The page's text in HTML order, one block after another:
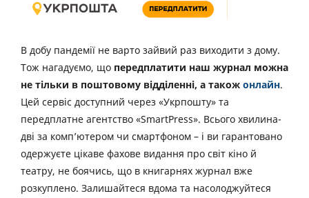
В добу пандемії не варто зайвий раз виходити з дому.
Тож нагадуємо, що передплатити наш журнал можна
не тільки в поштовому відділенні, а також онлайн.
Цей сервіс доступний через «Укрпошту» та
передплатне агентство «SmartPress». Всього хвилина-
дві за комп’ютером чи смартфоном – і ви гарантовано
одержуєте цікаве фахове видання про світ кіно й
театру, не боячись, що в книгарнях журнал вже
розкуплено. Залишайтеся вдома та насолоджуйтеся